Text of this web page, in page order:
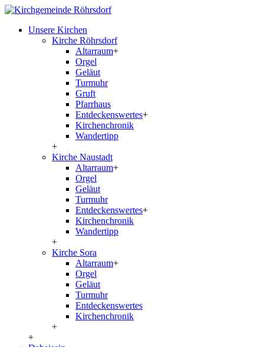
Unsere Kirchen
Kirche Röhrsdorf
Altarraum+
Orgel
Geläut
Turmuhr
Gruft
Pfarrhaus
Entdeckenswertes+
Kirchenchronik
Wandertipp
+
Kirche Naustadt
Altarraum+
Orgel
Geläut
Turmuhr
Entdeckenswertes+
Kirchenchronik
Wandertipp
+
Kirche Sora
Altarraum+
Orgel
Geläut
Turmuhr
Entdeckenswertes
Kirchenchronik
+
+